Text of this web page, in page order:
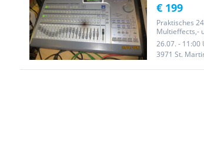
€ 199
Praktisches
Multieffects,-
26.07. - 11:00
3971 St.